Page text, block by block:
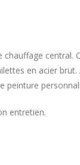
central.
en acier
peinture
entretien.